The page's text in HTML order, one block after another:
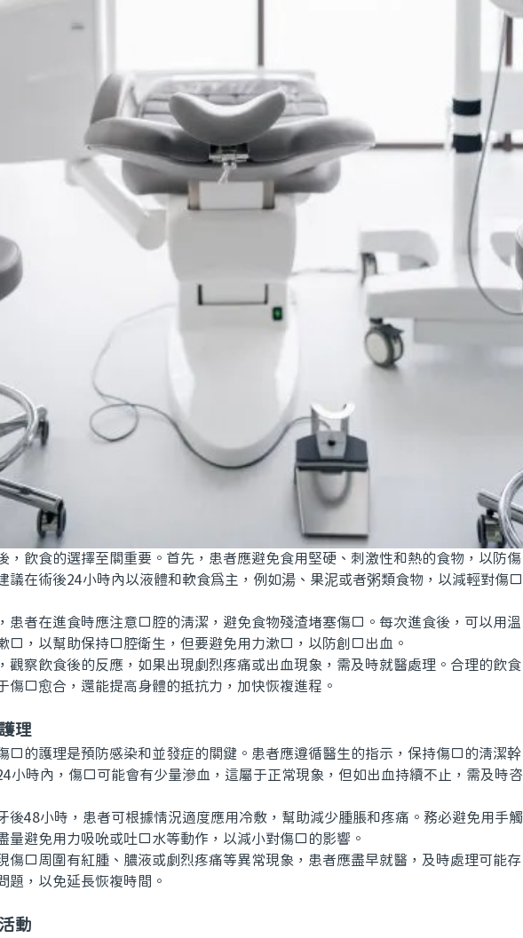
飲食的選擇至關重要。首先，患者應避免食用堅硬、刺激性和熱的食物，以防傷
議在術後24小時內以液體和軟食爲主，例如湯、果泥或者粥類食物，以減輕對傷口
者在進食時應注意口腔的清潔，避免食物殘渣堵塞傷口。每次進食後，可以用溫
口，以幫助保持口腔衛生，但要避免用力漱口，以防創口出血。
察飲食後的反應，如果出現劇烈疼痛或出血現象，需及時就醫處理。合理的飲食
傷口愈合，還能提高身體的抵抗力，加快恢複進程。
理
的護理是預防感染和並發症的關鍵。患者應遵循醫生的指示，保持傷口的清潔幹
小時內，傷口可能會有少量滲血，這屬于正常現象，但如出血持續不止，需及時咨
48小時，患者可根據情況適度應用冷敷，幫助減少腫脹和疼痛。務必避免用手觸
量避免用力吸吮或吐口水等動作，以減小對傷口的影響。
口周圍有紅腫、膿液或劇烈疼痛等異常現象，患者應盡早就醫，及時處理可能存
題，以免延長恢複時間。
動